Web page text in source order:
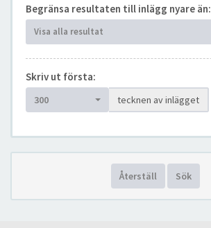
Begränsa resultaten till inlägg nyare än:
Visa alla resultat
Skriv ut första:
300 tecknen av inlägget
Återställ Sök